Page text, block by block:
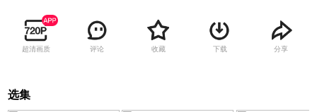
超清画质 评论 收藏 下载 分享
选集